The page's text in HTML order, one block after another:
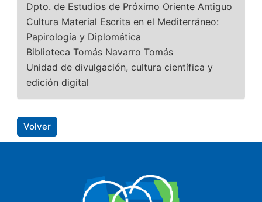
Dpto. de Estudios de Próximo Oriente Antiguo
Cultura Material Escrita en el Mediterráneo:
Papirología y Diplomática
Biblioteca Tomás Navarro Tomás
Unidad de divulgación, cultura científica y
edición digital
Volver